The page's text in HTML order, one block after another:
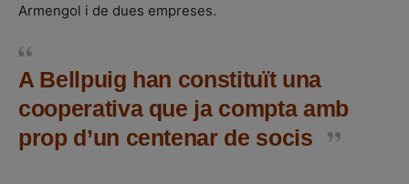
Armengol i de dues empreses.
A Bellpuig han constituït una
cooperativa que ja compta amb
prop d’un centenar de socis